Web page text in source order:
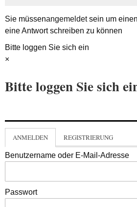
Sie müssenangemeldetsein um
eine Antwort schreiben zu können
Bitte loggen Sie sich ein
×
Bitte loggen Sie sich
ANMELDEN REGISTRIERUNG
Benutzername oder E-Mail-Adresse
Passwort